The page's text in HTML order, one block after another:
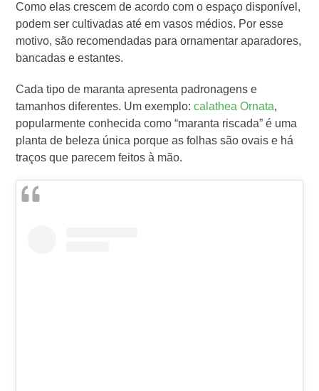
Como elas crescem de acordo com o espaço disponível,
podem ser cultivadas até em vasos médios. Por esse
motivo, são recomendadas para ornamentar aparadores,
bancadas e estantes.
Cada tipo de maranta apresenta padronagens e
tamanhos diferentes. Um exemplo:calathea Ornata,
popularmente conhecida como “maranta riscada” é uma
planta de beleza única porque as folhas são ovais e há
traços que parecem feitos à mão.